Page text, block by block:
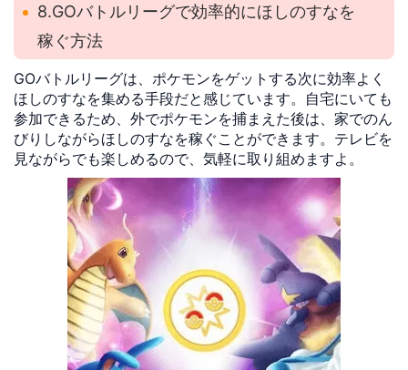
8.GOバトルリーグで効率的にほしのすなを
稼ぐ方法
GOバトルリーグは、ポケモンをゲットする次に効率よく
ほしのすなを集める手段だと感じています。自宅にいても
参加できるため、外でポケモンを捕まえた後は、家でのん
びりしながらほしのすなを稼ぐことができます。テレビを
見ながらでも楽しめるので、気軽に取り組めますよ。